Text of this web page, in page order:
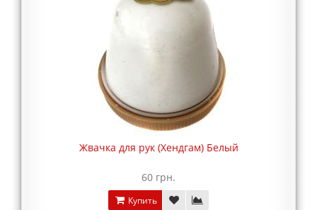
Жвачка для рук (Хендгам) Белый
60 грн.
Купить